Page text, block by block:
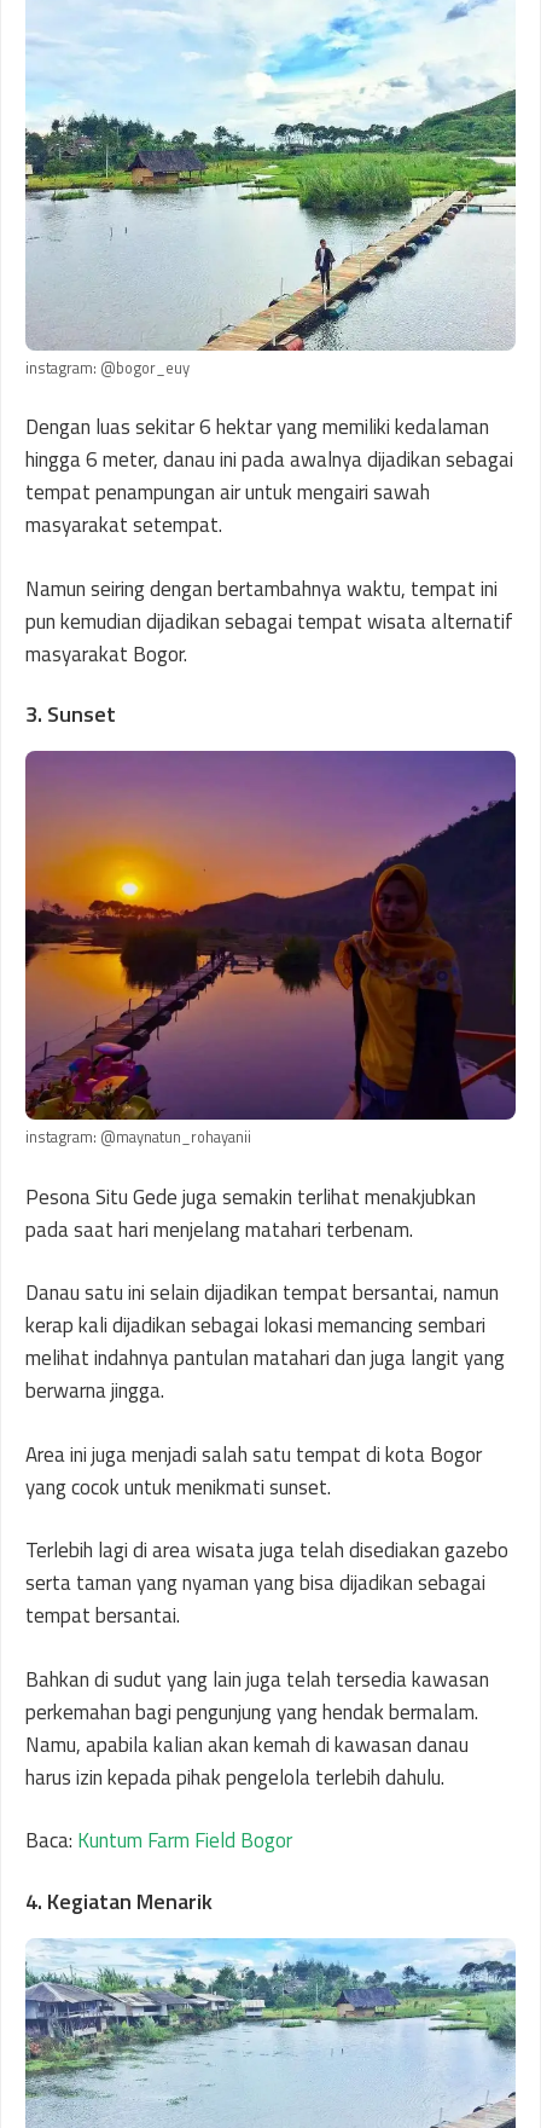
instagram: @bogor_euy
Dengan luas sekitar 6 hektar yang memiliki kedalaman
hingga 6 meter, danau ini pada awalnya dijadikan sebagai
tempat penampungan air untuk mengairi sawah
masyarakat setempat.
Namun seiring dengan bertambahnya waktu, tempat ini
pun kemudian dijadikan sebagai tempat wisata alternatif
masyarakat Bogor.
3. Sunset
instagram: @maynatun_rohayanii
Pesona Situ Gede juga semakin terlihat menakjubkan
pada saat hari menjelang matahari terbenam.
Danau satu ini selain dijadikan tempat bersantai, namun
kerap kali dijadikan sebagai lokasi memancing sembari
melihat indahnya pantulan matahari dan juga langit yang
berwarna jingga.
Area ini juga menjadi salah satu tempat di kota Bogor
yang cocok untuk menikmati sunset.
Terlebih lagi di area wisata juga telah disediakan gazebo
serta taman yang nyaman yang bisa dijadikan sebagai
tempat bersantai.
Bahkan di sudut yang lain juga telah tersedia kawasan
perkemahan bagi pengunjung yang hendak bermalam.
Namu, apabila kalian akan kemah di kawasan danau
harus izin kepada pihak pengelola terlebih dahulu.
Baca: Kuntum Farm Field Bogor
4. Kegiatan Menarik